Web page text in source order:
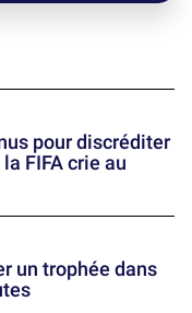
pour discréditer
FIFA crie au
un trophée dans